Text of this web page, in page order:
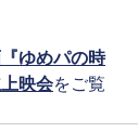
ゆめパの時
映会をご覧